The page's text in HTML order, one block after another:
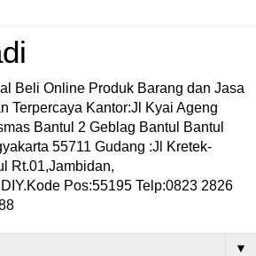
Beli Online Produk Barang dan Jasa
Terpercaya Kantor:Jl Kyai Ageng
Bantul 2 Geblag Bantul Bantul
55711 Gudang :Jl Kretek-
Rt.01,Jambidan,
Pos:55195 Telp:0823 2826
▼